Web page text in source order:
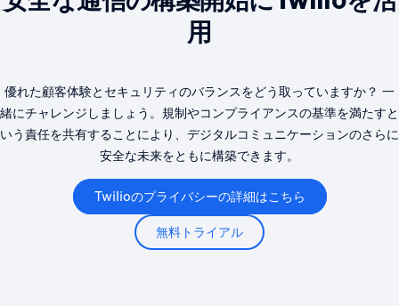
用
優れた顧客体験とセキュリティのバランスをどう取っていますか？ 一
緒にチャレンジしましょう。規制やコンプライアンスの基準を満たすと
いう責任を共有することにより、デジタルコミュニケーションのさらに
安全な未来をともに構築できます。
Twilioのプライバシーの詳細はこちら
無料トライアル